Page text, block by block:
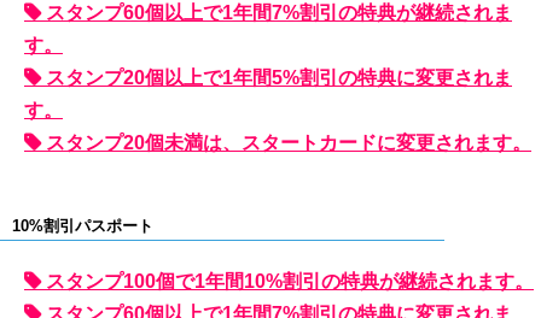
スタンプ60個以上で1年間7%割引の特典が継続されま
す。
スタンプ20個以上で1年間5%割引の特典に変更されま
す。
スタンプ20個未満は、スタートカードに変更されます。
10%割引パスポート
スタンプ100個で1年間10%割引の特典が継続されます。
スタンプ60個以上で1年間7%割引の特典に変更されま